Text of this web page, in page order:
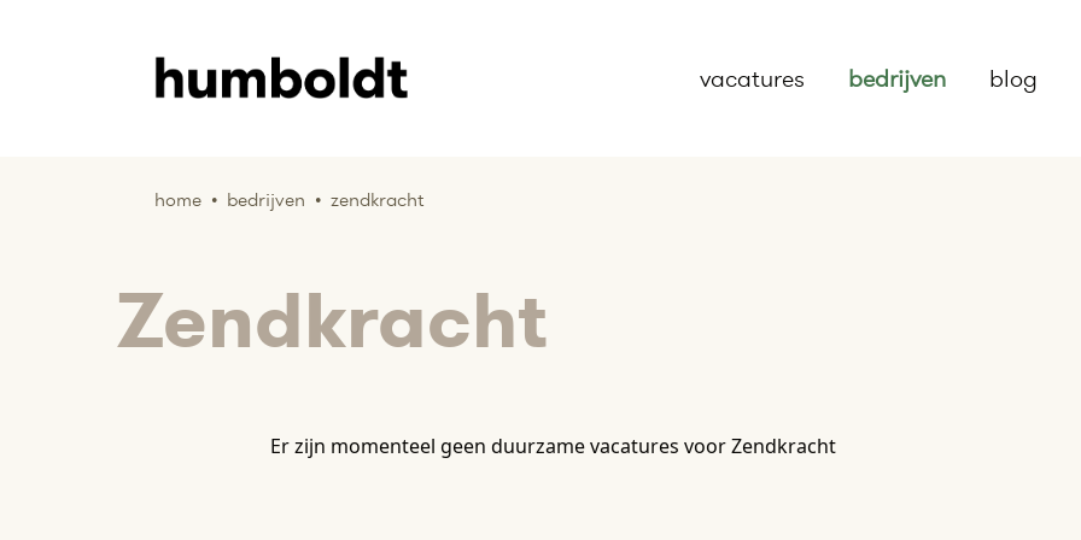
vacatures bedrijven blog
home • bedrijven • zendkracht
Zendkracht
Er zijn momenteel geen duurzame vacatures voor Zendkracht